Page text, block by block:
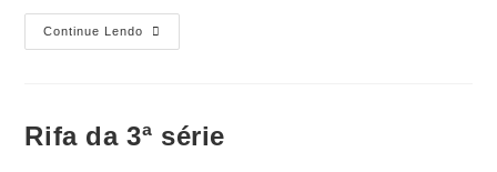
Continue Lendo
Rifa da 3ª série